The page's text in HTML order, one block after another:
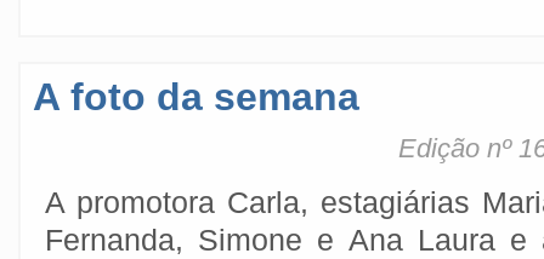
A foto da semana
Edição nº
A promotora Carla, estagiárias
Fernanda, Simone e Ana Laura e